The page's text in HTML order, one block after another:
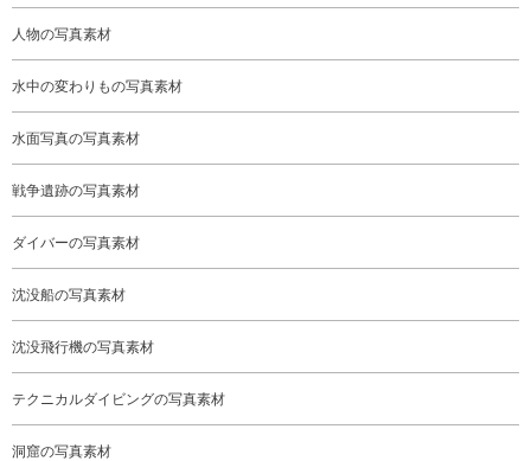
人物の写真素材
水中の変わりもの写真素材
水面写真の写真素材
戦争遺跡の写真素材
ダイバーの写真素材
沈没船の写真素材
沈没飛行機の写真素材
テクニカルダイビングの写真素材
洞窟の写真素材